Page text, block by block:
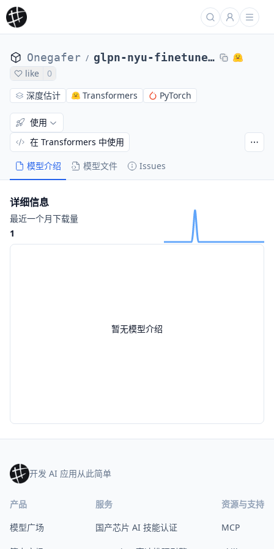
Onegafer / glpn-nyu-finetuned-diode-230531-145730
like
0
深度估计
Transformers PyTorch
模型介绍 模型文件 Issues
使用
在 Transformers 中使用
暂无模型介绍
详细信息
最近一个月下载量
1
开发 AI 应用从此简单
产品
模型广场
服务
国产芯片 AI 技能认证
资源与支持
MCP